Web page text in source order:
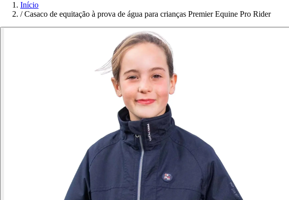
Início
/ Casaco de equitação à prova de água para crianças Premier Equine Pro Rider